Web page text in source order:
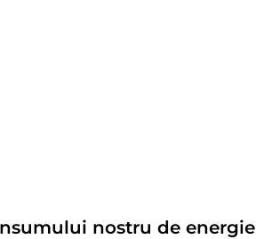
nostru de energie